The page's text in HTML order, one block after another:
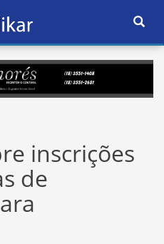
Ativar
inscrições
de